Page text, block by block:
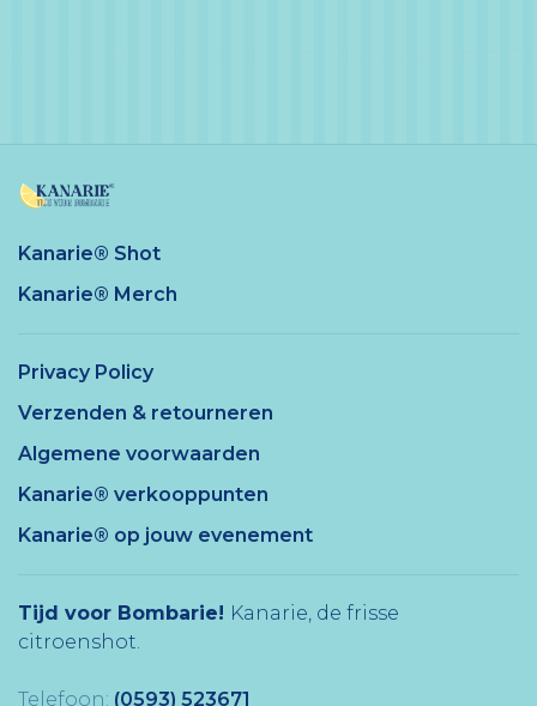
Kanarie® Shot
Kanarie® Merch
Privacy Policy
Verzenden & retourneren
Algemene voorwaarden
Kanarie® verkooppunten
Kanarie® op jouw evenement
Tijd voor Bombarie! Kanarie, de frisse
citroenshot.
Telefoon: (0593) 523671